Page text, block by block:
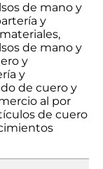
de mano y
y
de mano y
y
y
de cuero y
al por
de cuero